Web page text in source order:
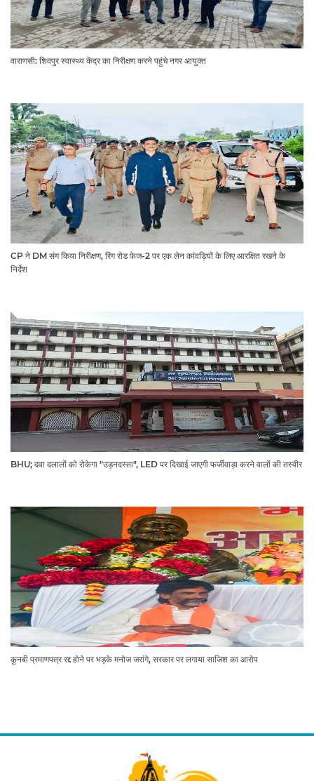
वाराणसी: शिवपुर स्वास्थ्य केंद्र का निरीक्षण करने पहुंचे नगर आयुक्त
CP ने DM संग किया निरीक्षण, रिंग रोड फेज-2 पर एक लेन कांवड़ियों के लिए आरक्षित रखने के
निर्देश
BHU; दवा दलालों को रोकेगा "उड़नदस्ता", LED पर दिखाई जाएगी फर्जीवाड़ा करने वालों की तस्वीर
कुनबी प्रमाणपत्र रद्द होने पर भड़के मनोज जरांगे, सरकार पर लगाया साजिश का आरोप